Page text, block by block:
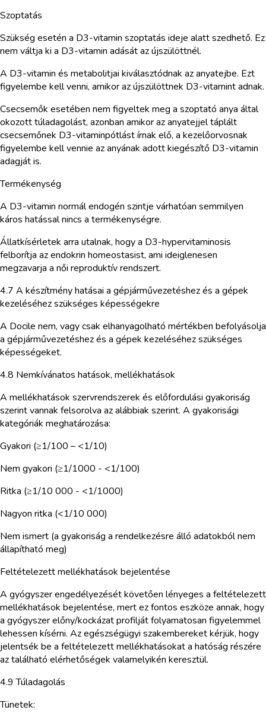
Szoptatás
Szükség esetén a D3-vitamin szoptatás ideje alatt szedhető. Ez
nem váltja ki a D3-vitamin adását az újszülöttnél.
A D3-vitamin és metabolitjai kiválasztódnak az anyatejbe. Ezt
figyelembe kell venni, amikor az újszülöttnek D3-vitamint adnak.
Csecsemők esetében nem figyeltek meg a szoptató anya által
okozott túladagolást, azonban amikor az anyatejjel táplált
csecsemőnek D3-vitaminpótlást írnak elő, a kezelőorvosnak
figyelembe kell vennie az anyának adott kiegészítő D3-vitamin
adagját is.
Termékenység
A D3-vitamin normál endogén szintje várhatóan semmilyen
káros hatással nincs a termékenységre.
Állatkísérletek arra utalnak, hogy a D3-hypervitaminosis
felborítja az endokrin homeostasist, ami ideiglenesen
megzavarja a női reproduktív rendszert.
4.7 A készítmény hatásai a gépjárművezetéshez és a gépek
kezeléséhez szükséges képességekre
A Docile nem, vagy csak elhanyagolható mértékben befolyásolja
a gépjárművezetéshez és a gépek kezeléséhez szükséges
képességeket.
4.8 Nemkívánatos hatások, mellékhatások
A mellékhatások szervrendszerek és előfordulási gyakoriság
szerint vannak felsorolva az alábbiak szerint. A gyakorisági
kategóriák meghatározása:
Gyakori (≥1/100 – <1/10)
Nem gyakori (≥1/1000 - <1/100)
Ritka (≥1/10 000 - <1/1000)
Nagyon ritka (<1/10 000)
Nem ismert (a gyakoriság a rendelkezésre álló adatokból nem
állapítható meg)
Feltételezett mellékhatások bejelentése
A gyógyszer engedélyezését követően lényeges a feltételezett
mellékhatások bejelentése, mert ez fontos eszköze annak, hogy
a gyógyszer előny/kockázat profilját folyamatosan figyelemmel
lehessen kísérni. Az egészségügyi szakembereket kérjük, hogy
jelentsék be a feltételezett mellékhatásokat a hatóság részére
az található elérhetőségek valamelyikén keresztül.
4.9 Túladagolás
Tünetek: